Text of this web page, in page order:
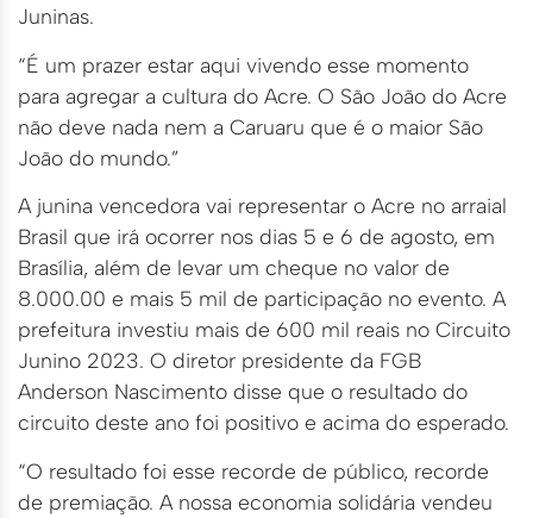
Juninas.
“É um prazer estar aqui vivendo esse momento
para agregar a cultura do Acre. O São João do Acre
não deve nada nem a Caruaru que é o maior São
João do mundo.”
A junina vencedora vai representar o Acre no arraial
Brasil que irá ocorrer nos dias 5 e 6 de agosto, em
Brasília, além de levar um cheque no valor de
8.000.00 e mais 5 mil de participação no evento. A
prefeitura investiu mais de 600 mil reais no Circuito
Junino 2023. O diretor presidente da FGB
Anderson Nascimento disse que o resultado do
circuito deste ano foi positivo e acima do esperado.
“O resultado foi esse recorde de público, recorde
de premiação. A nossa economia solidária vendeu